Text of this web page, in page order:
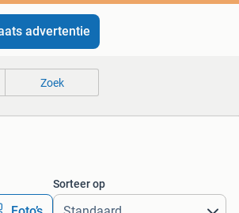
advertentie
Zoek
Sorteer op